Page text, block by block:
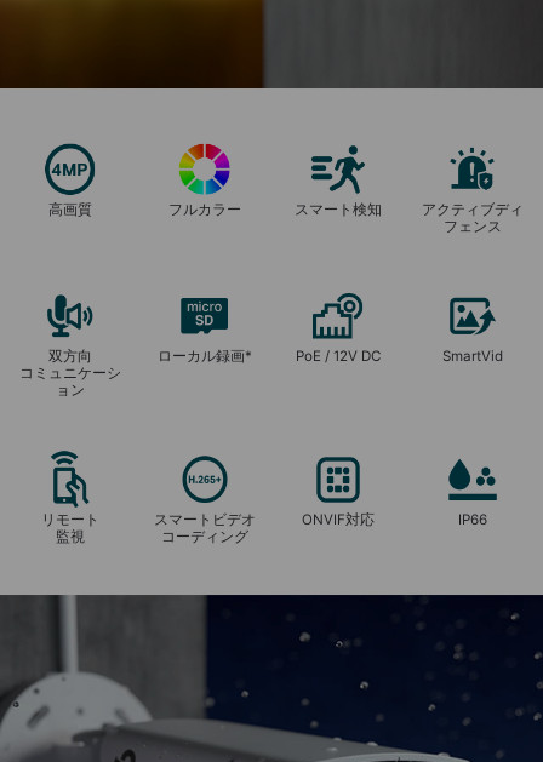
高画質 フルカラー スマート検知
アクティブディ
フェンス
双方向
コミュニケーシ
ョン
ローカル録画* PoE / 12V DC SmartVid
リモート
監視
スマートビデオ
コーディング
ONVIF対応 IP66